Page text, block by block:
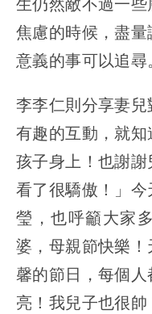
焦慮的時候，盡
意義的事可以追尋
李李仁則分享妻
有趣的互動，就
孩子身上！也謝
看了很驕傲！」
瑩，也呼籲大家
婆，母親節快樂
馨的節日，每個
亮！我兒子也很